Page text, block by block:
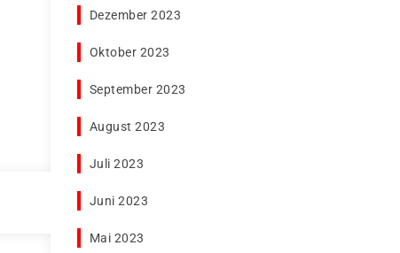
Dezember 2023
Oktober 2023
September 2023
August 2023
Juli 2023
Juni 2023
Mai 2023